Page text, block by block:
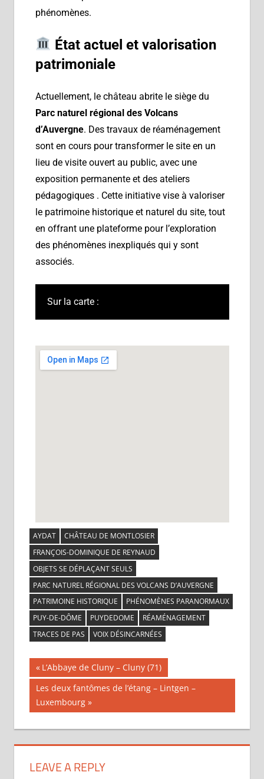
phénomènes.
État actuel et valorisation
patrimoniale
Actuellement, le château abrite le siège du
Parc naturel régional des Volcans
d’Auvergne. Des travaux de réaménagement
sont en cours pour transformer le site en un
lieu de visite ouvert au public, avec une
exposition permanente et des ateliers
pédagogiques . Cette initiative vise à valoriser
le patrimoine historique et naturel du site, tout
en offrant une plateforme pour l’exploration
des phénomènes inexpliqués qui y sont
associés.
Sur la carte :
AYDAT
CHÂTEAU DE MONTLOSIER
FRANÇOIS-DOMINIQUE DE REYNAUD
OBJETS SE DÉPLAÇANT SEULS
PARC NATUREL RÉGIONAL DES VOLCANS D’AUVERGNE
PATRIMOINE HISTORIQUE
PHÉNOMÈNES PARANORMAUX
PUY-DE-DÔME
PUYDEDOME
RÉAMÉNAGEMENT
TRACES DE PAS
VOIX DÉSINCARNÉES
L’Abbaye de Cluny – Cluny (71)
Les deux fantômes de l’étang – Lintgen –
Luxembourg
LEAVE A REPLY